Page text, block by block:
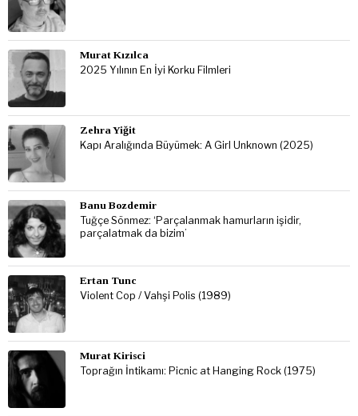
Murat Kızılca
2025 Yılının En İyi Korku Filmleri
Zehra Yiğit
Kapı Aralığında Büyümek: A Girl Unknown (2025)
Banu Bozdemir
Tuğçe Sönmez: ‘Parçalanmak hamurların işidir,
parçalatmak da bizim’
Ertan Tunc
Violent Cop / Vahşi Polis (1989)
Murat Kirisci
Toprağın İntikamı: Picnic at Hanging Rock (1975)